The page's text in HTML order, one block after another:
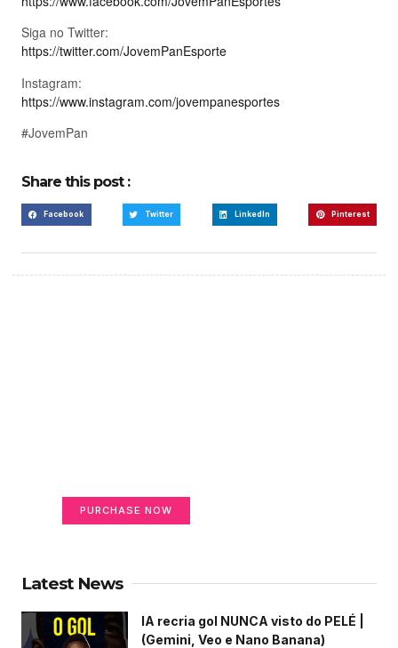
Siga no Twitter:
https://twitter.com/JovemPanEsporte
Instagram:
https://www.instagram.com/jovempanesportes
#JovemPan
Share this post :
Facebook Twitter LinkedIn Pinterest
PURCHASE NOW
Latest News
IA recria gol NUNCA visto do PELÉ |
(Gemini, Veo e Nano Banana)